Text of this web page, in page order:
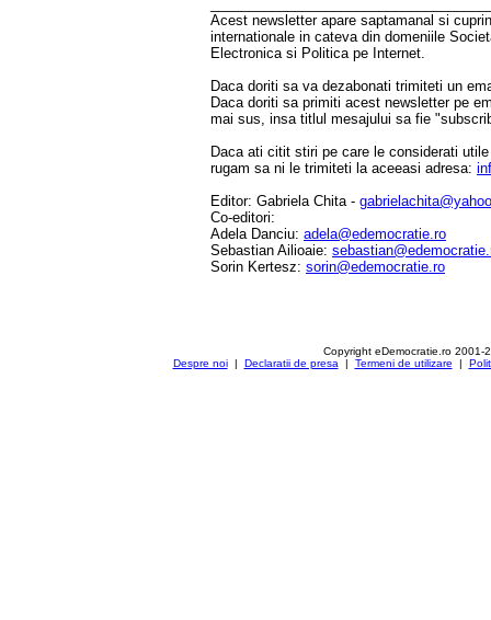
Acest newsletter apare saptamanal si
internationale in cateva din domeniile
Electronica si Politica pe Internet.
Daca doriti sa va dezabonati trimiteti un
Daca doriti sa primiti acest newsletter pe
mai sus, insa titlul mesajului sa fie
Daca ati citit stiri pe care le considerati
rugam sa ni le trimiteti la aceeasi adresa:
Editor: Gabriela Chita -
Co-editori:
Adela Danciu: adela@edemocratie.ro
Sebastian Ailioaie:
Sorin Kertesz: sorin@edemocratie.ro
Copyright eDemocratie.ro 2001-
Despre noi| Declaratii de presa | Termeni de utilizare |